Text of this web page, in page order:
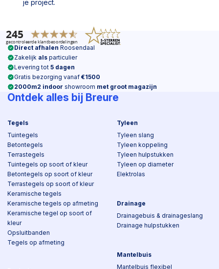
je project.
Direct afhalen Roosendaal
Zakelijk als particulier
Levering tot 5 dagen
Gratis bezorging vanaf €1500
2000m2 indoor showroom met groot magazijn
Ontdek alles bij Breure
Tegels
Tuintegels
Betontegels
Terrastegels
Tuintegels op soort of kleur
Betontegels op soort of kleur
Terrastegels op soort of kleur
Keramische tegels
Keramische tegels op afmeting
Keramische tegel op soort of
kleur
Opsluitbanden
Tegels op afmeting
Tyleen
Tyleen slang
Tyleen koppeling
Tyleen hulpstukken
Tyleen op diameter
Elektrolas
Drainage
Drainagebuis & drainageslang
Drainage hulpstukken
Mantelbuis
Mantelbuis flexibel